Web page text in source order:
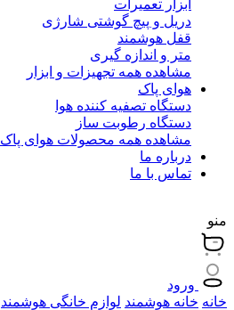
ابزار تعمیرات
دریل و پیچ گوشتی شارژی
قفل هوشمند
متر و اندازه گیری
مشاهده همه تجهیزات و ابزار
هوای پاک
دستگاه تصفیه کننده هوا
دستگاه رطوبت ساز
مشاهده همه محصولات هوای پاک
درباره ما
تماس با ما
منو
ورود
خانه خانه هوشمند لوازم خانگی هوشمند